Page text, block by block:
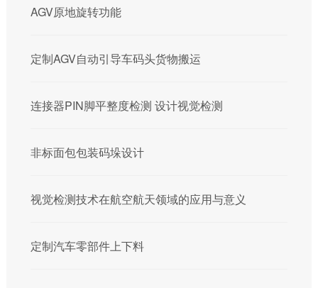
AGV原地旋转功能
定制AGV自动引导车码头货物搬运
连接器PIN脚平整度检测 设计视觉检测
非标面包包装码垛设计
视觉检测技术在航空航天领域的应用与意义
定制汽车零部件上下料